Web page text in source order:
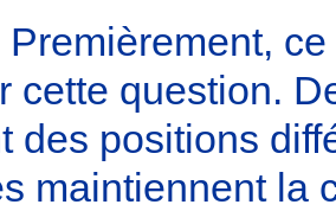
cette question.
des positions
maintiennent la